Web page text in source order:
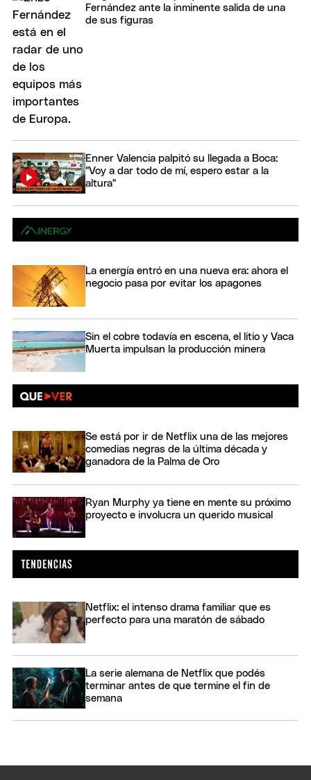
Fernández ante la inminente salida de una
de sus figuras
Enner Valencia palpitó su llegada a Boca:
"Voy a dar todo de mí, espero estar a la
altura"
La energía entró en una nueva era: ahora el
negocio pasa por evitar los apagones
Sin el cobre todavía en escena, el litio y Vaca
Muerta impulsan la producción minera
Se está por ir de Netflix una de las mejores
comedias negras de la última década y
ganadora de la Palma de Oro
Ryan Murphy ya tiene en mente su próximo
proyecto e involucra un querido musical
Netflix: el intenso drama familiar que es
perfecto para una maratón de sábado
La serie alemana de Netflix que podés
terminar antes de que termine el fin de
semana